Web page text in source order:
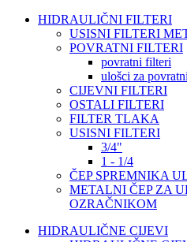
HIDRAULIČNI FILTERI
USISNI FILTERI
POVRATNI FILTERI
povratni filteri
ulošci za
CIJEVNI FILTERI
OSTALI FILTERI
FILTER TLAKA
USISNI FILTERI
3/4"
1 - 1/4
ČEP SPREMNIKA
METALNI ČEP ZA
OZRAČNIKOM
HIDRAULIČNE CIJEVI